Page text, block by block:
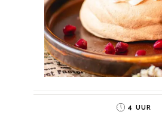
4 UUR